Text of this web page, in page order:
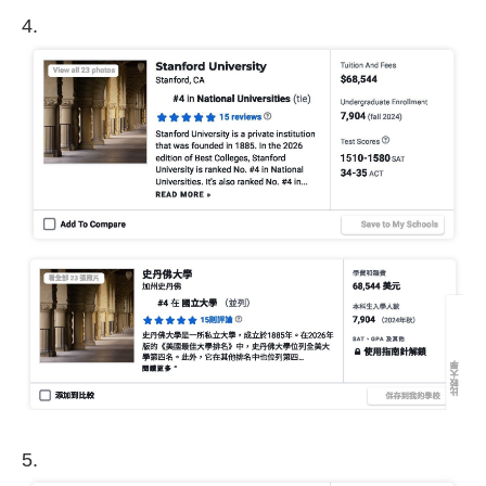
4.
5.